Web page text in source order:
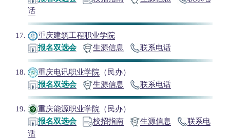
话
重庆建筑工程职业学院
报名双选会
生源信息 联系电话
重庆电讯职业学院 （民办）
报名双选会
生源信息 联系电话
重庆能源职业学院 （民办）
报名双选会
校招指南 生源信息
联系电
话